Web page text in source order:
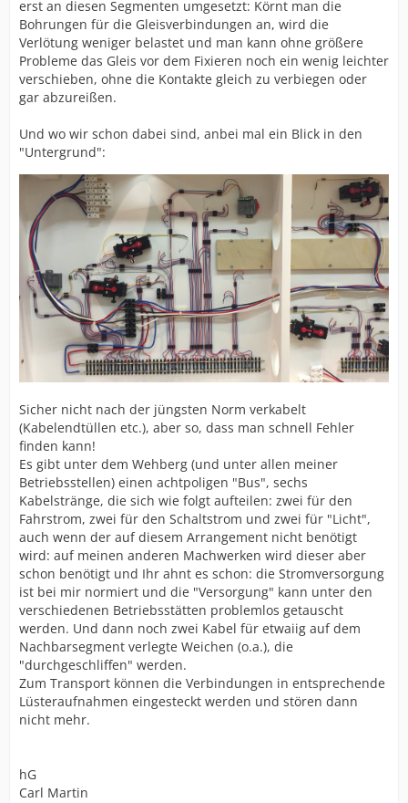
erst an diesen Segmenten umgesetzt: Körnt man die
Bohrungen für die Gleisverbindungen an, wird die
Verlötung weniger belastet und man kann ohne größere
Probleme das Gleis vor dem Fixieren noch ein wenig leichter
verschieben, ohne die Kontakte gleich zu verbiegen oder
gar abzureißen.
Und wo wir schon dabei sind, anbei mal ein Blick in den
"Untergrund":
Sicher nicht nach der jüngsten Norm verkabelt
(Kabelendtüllen etc.), aber so, dass man schnell Fehler
finden kann!
Es gibt unter dem Wehberg (und unter allen meiner
Betriebsstellen) einen achtpoligen "Bus", sechs
Kabelstränge, die sich wie folgt aufteilen: zwei für den
Fahrstrom, zwei für den Schaltstrom und zwei für "Licht",
auch wenn der auf diesem Arrangement nicht benötigt
wird: auf meinen anderen Machwerken wird dieser aber
schon benötigt und Ihr ahnt es schon: die Stromversorgung
ist bei mir normiert und die "Versorgung" kann unter den
verschiedenen Betriebsstätten problemlos getauscht
werden. Und dann noch zwei Kabel für etwaiig auf dem
Nachbarsegment verlegte Weichen (o.a.), die
"durchgeschliffen" werden.
Zum Transport können die Verbindungen in entsprechende
Lüsteraufnahmen eingesteckt werden und stören dann
nicht mehr.
hG
Carl Martin